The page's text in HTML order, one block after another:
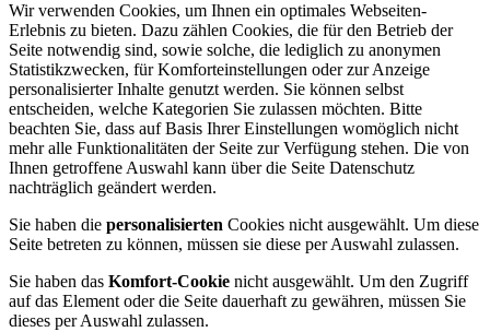
Wir verwenden Cookies, um Ihnen ein optimales Webseiten-
Erlebnis zu bieten. Dazu zählen Cookies, die für den Betrieb der
Seite notwendig sind, sowie solche, die lediglich zu anonymen
Statistikzwecken, für Komforteinstellungen oder zur Anzeige
personalisierter Inhalte genutzt werden. Sie können selbst
entscheiden, welche Kategorien Sie zulassen möchten. Bitte
beachten Sie, dass auf Basis Ihrer Einstellungen womöglich nicht
mehr alle Funktionalitäten der Seite zur Verfügung stehen. Die von
Ihnen getroffene Auswahl kann über die Seite Datenschutz
nachträglich geändert werden.
Sie haben die personalisierten Cookies nicht ausgewählt. Um diese
Seite betreten zu können, müssen sie diese per Auswahl zulassen.
Sie haben das Komfort-Cookie nicht ausgewählt. Um den Zugriff
auf das Element oder die Seite dauerhaft zu gewähren, müssen Sie
dieses per Auswahl zulassen.